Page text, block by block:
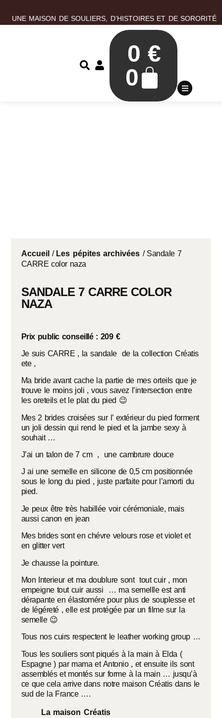
UNE MAISON DE SOULIERS, D’HISTOIRES ET DE SORORITÉ
0 €
0
Accueil / Les pépites archivées / Sandale 7
CARRE color naza
SANDALE 7 CARRE COLOR
NAZA
Prix public conseillé : 209 €
Je suis CARRE , la sandale de la collection Créatis
ete ,
Ma bride avant cache la partie de mes orteils que je
trouve le moins joli , vous savez l’intersection entre
les oreteils et le plat du pied 😉
Mes 2 brides croisées sur l’ extérieur du pied forment
un joli dessin qui rend le pied et la jambe sexy à
souhait …
J’ai un talon de 7 cm , une cambrure douce
J ai une semelle en silicone de 0,5 cm positionnée
sous le long du pied , juste parfaite pour l’amorti du
pied.
Je peux être très habillée voir cérémoniale, mais
aussi canon en jean
Mes brides sont en chévre velours rose et violet et
en glitter vert
Je chausse la pointure.
Mon Interieur et ma doublure sont tout cuir , mon
empeigne tout cuir aussi … ma semellle est anti
dérapante en élastomére pour plus de souplesse et
de légéreté , elle est protégée par un filme sur la
semelle 😉
Tous nos cuirs respectent le leather working group …
Tous les souliers sont piqués à la main à Elda (
Espagne ) par mama et Antonio , et ensuite ils sont
assemblés et montés sur forme à la main … jusqu’à
ce que cela arrive dans notre maison Créatis dans le
sud de la France ….
La maison Créatis